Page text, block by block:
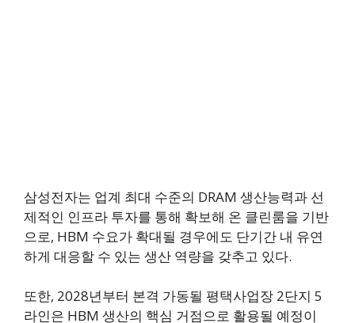
삼성전자는 업계 최대 수준의 DRAM 생산능력과 선
제적인 인프라 투자를 통해 확보해 온 클린룸을 기반
으로, HBM 수요가 확대될 경우에도 단기간 내 유연
하게 대응할 수 있는 생산 역량을 갖추고 있다.
또한, 2028년부터 본격 가동될 평택사업장 2단지 5
라인은 HBM 생산의 핵심 거점으로 활용될 예정이